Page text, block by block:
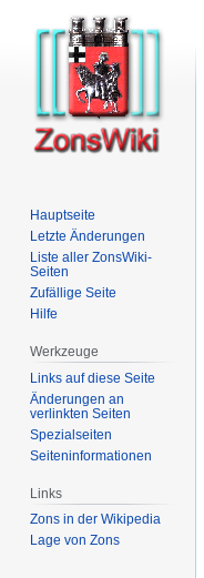
Hauptseite
Letzte Änderungen
Liste aller ZonsWiki-
Seiten
Zufällige Seite
Hilfe
Werkzeuge
Links auf diese Seite
Änderungen an
verlinkten Seiten
Spezialseiten
Seiten­­informationen
Links
Zons in der Wikipedia
Lage von Zons